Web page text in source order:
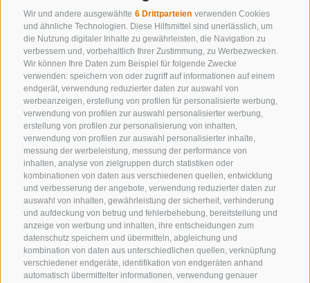
Wir und andere ausgewählte 6 Drittparteien verwenden Cookies
und ähnliche Technologien. Diese Hilfsmittel sind unerlässlich, um
die Nutzung digitaler Inhalte zu gewährleisten, die Navigation zu
verbessern und, vorbehaltlich Ihrer Zustimmung, zu Werbezwecken.
Wir können Ihre Daten zum Beispiel für folgende Zwecke
verwenden: speichern von oder zugriff auf informationen auf einem
endgerät, verwendung reduzierter daten zur auswahl von
werbeanzeigen, erstellung von profilen für personalisierte werbung,
verwendung von profilen zur auswahl personalisierter werbung,
erstellung von profilen zur personalisierung von inhalten,
verwendung von profilen zur auswahl personalisierter inhalte,
messung der werbeleistung, messung der performance von
inhalten, analyse von zielgruppen durch statistiken oder
kombinationen von daten aus verschiedenen quellen, entwicklung
und verbesserung der angebote, verwendung reduzierter daten zur
auswahl von inhalten, gewährleistung der sicherheit, verhinderung
und aufdeckung von betrug und fehlerbehebung, bereitstellung und
anzeige von werbung und inhalten, ihre entscheidungen zum
datenschutz speichern und übermitteln, abgleichung und
kombination von daten aus unterschiedlichen quellen, verknüpfung
verschiedener endgeräte, identifikation von endgeräten anhand
automatisch übermittelter informationen, verwendung genauer
KONTAKTIERE UNS
+39 0472 632 372
info@gossensass.org
NEWSLETTER